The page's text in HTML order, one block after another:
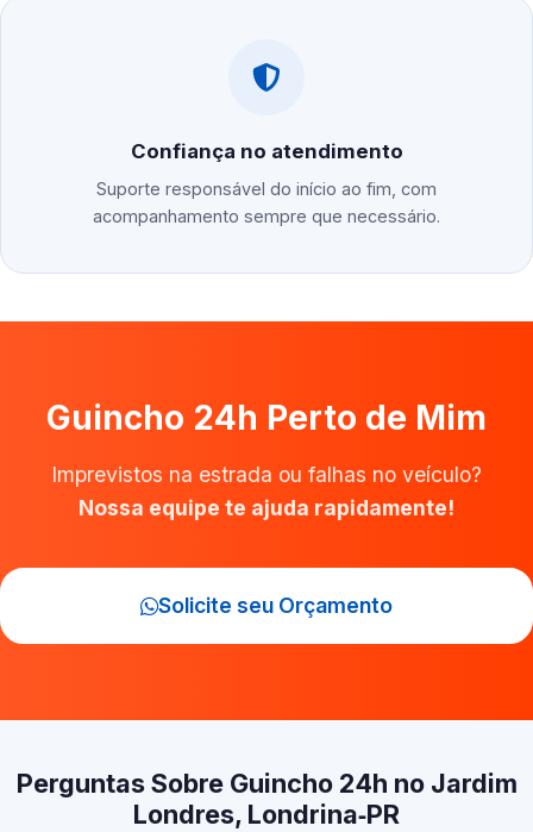
Confiança no atendimento
Suporte responsável do início ao fim, com
acompanhamento sempre que necessário.
Guincho 24h Perto de Mim
Imprevistos na estrada ou falhas no veículo?
Nossa equipe te ajuda rapidamente!
Solicite seu Orçamento
Perguntas Sobre Guincho 24h no Jardim
Londres, Londrina‑PR